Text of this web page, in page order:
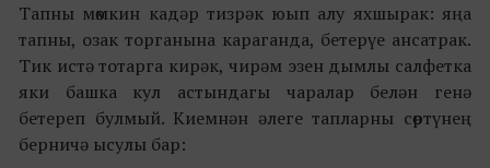
Тапны мөмкин кадәр тизрәк юып алу яхшырак: яңа
тапны, озак торганына караганда, бетерүе ансатрак.
Тик истә тотарга кирәк, чирәм эзен дымлы салфетка
яки башка кул астындагы чаралар белән генә
бетереп булмый. Киемнән әлеге тапларны сөртүнең
берничә ысулы бар: